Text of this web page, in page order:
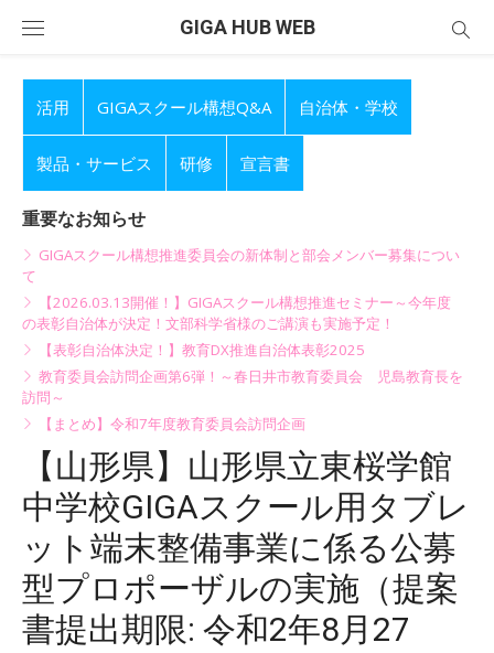
GIGA HUB WEB
活用 GIGAスクール構想Q&A 自治体・学校
製品・サービス 研修 宣言書
重要なお知らせ
GIGAスクール構想推進委員会の新体制と部会メンバー募集につい
て
【2026.03.13開催！】GIGAスクール構想推進セミナー～今年度
の表彰自治体が決定！文部科学省様のご講演も実施予定！
【表彰自治体決定！】教育DX推進自治体表彰2025
教育委員会訪問企画第6弾！～春日井市教育委員会 児島教育長を
訪問～
【まとめ】令和7年度教育委員会訪問企画
【山形県】山形県立東桜学館
中学校GIGAスクール用タブレ
ット端末整備事業に係る公募
型プロポーザルの実施（提案
書提出期限: 令和2年8月27